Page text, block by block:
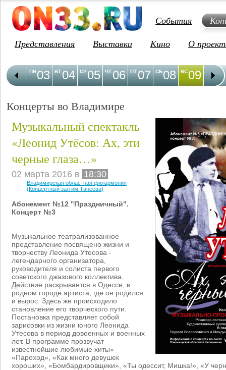
События
Представления
Выставки Кино О
03
ПН 04
ВТ 05
СР 06
ЧТ 07
ПТ 08
СБ 09
ВС 10
ПН
Концерты во Владимире
Музыкальный спектакль
«Леонид Утёсов: Ах, эти
черные глаза…»
02 марта 2016 в 18:30
Владимирская областная филармония
(Концертный зал им.Танеева)
Абонемент №12 "Праздничный".
Концерт №3
Музыкальное театрализованное
представление посвящено жизни и
творчеству Леонида Утесова -
легендарного организатора,
руководителя и солиста первого
советского джазового коллектива.
Действие раскрывается в Одессе, в
родном городе артиста, где он родился
и вырос. Здесь же происходило
становление его творческого пути.
Постановка представляет собой
зарисовки из жизни юного Леонида
Утесова в период довоенных и военных
лет. В программе прозвучат
известнейшие любимые хиты»
«Пароход», «Как много девушек
хороших», «Бомбардировщики», «Ты одессит, Мишка!», «У